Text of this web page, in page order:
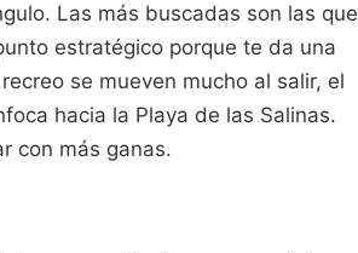
Las más buscadas son las que
estratégico porque te da una
se mueven mucho al salir, el
hacia la Playa de las Salinas.
con más ganas.